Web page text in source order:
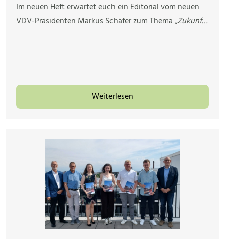
Im neuen Heft erwartet euch ein Editorial vom neuen
VDV-Präsidenten Markus Schäfer zum Thema„Zukunf…
Weiterlesen